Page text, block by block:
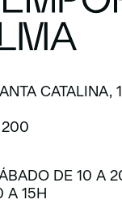
CATALINA,
200
DE 10 A
A 15H